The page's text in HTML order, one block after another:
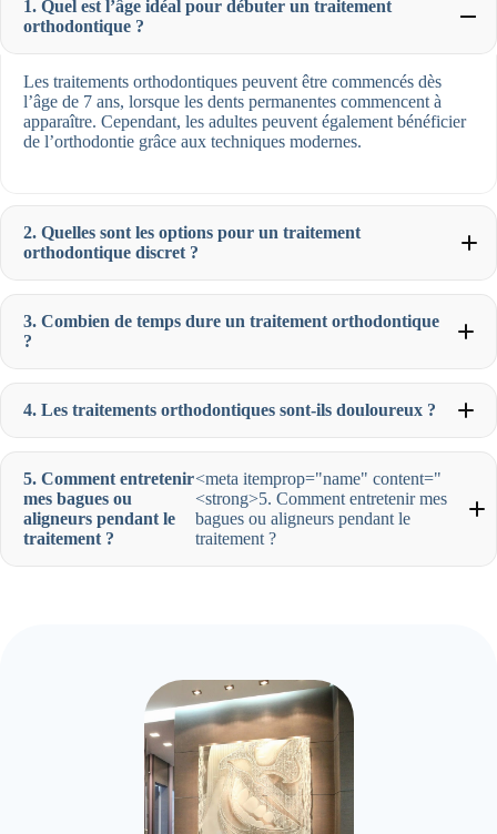
1. Quel est l’âge idéal pour débuter un traitement
orthodontique ?
Les traitements orthodontiques peuvent être commencés dès
l’âge de 7 ans, lorsque les dents permanentes commencent à
apparaître. Cependant, les adultes peuvent également bénéficier
de l’orthodontie grâce aux techniques modernes.
2. Quelles sont les options pour un traitement
orthodontique discret ?
3. Combien de temps dure un traitement orthodontique
?
4. Les traitements orthodontiques sont-ils douloureux ?
5. Comment entretenir
mes bagues ou
aligneurs pendant le
traitement ?
<meta itemprop="name" content="
<strong>5. Comment entretenir mes
bagues ou aligneurs pendant le
traitement ?